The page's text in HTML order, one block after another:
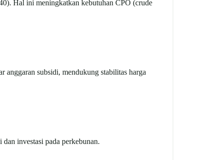
Hal ini meningkatkan kebutuhan CPO (crude
anggaran subsidi, mendukung stabilitas harga
investasi pada perkebunan.